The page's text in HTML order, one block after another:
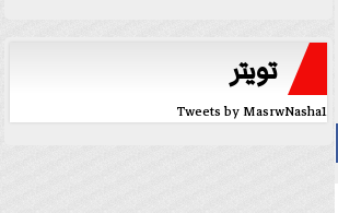
تويتر
Tweets by MasrwNasha1